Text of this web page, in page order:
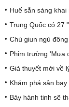
Huế sẵn sàng
Trung Quốc có 27
Chú giun ngủ
Phim trường 'Mưa
Giả thuyết mới về
Khám phá sân
Bảy hành tinh sẽ